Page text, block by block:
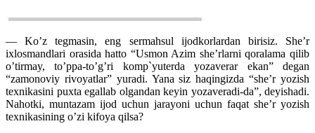
— Ko’z tegmasin, eng sermahsul ijodkorlardan birisiz. She’r
ixlosmandlari orasida hatto “Usmon Azim she’rlarni qoralama qilib
o’tirmay, to’ppa-to’g’ri komp`yuterda yozaverar ekan” degan
“zamonoviy rivoyatlar” yuradi. Yana siz haqingizda “she’r yozish
texnikasini puxta egallab olgandan keyin yozaveradi-da”, deyishadi.
Nahotki, muntazam ijod uchun jarayoni uchun faqat she’r yozish
texnikasining o’zi kifoya qilsa?